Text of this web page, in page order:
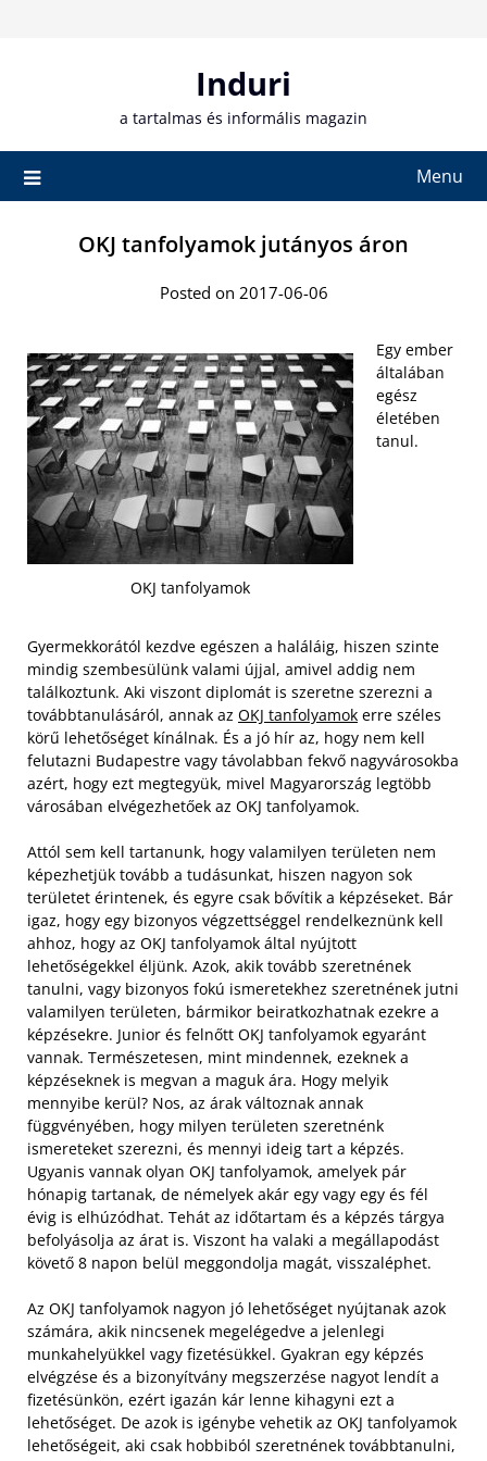
Induri
a tartalmas és informális magazin
Menu
OKJ tanfolyamok jutányos áron
Posted on 2017-06-06
OKJ tanfolyamok
Egy ember
általában
egész
életében
tanul.
Gyermekkorától kezdve egészen a haláláig, hiszen szinte
mindig szembesülünk valami újjal, amivel addig nem
találkoztunk. Aki viszont diplomát is szeretne szerezni a
továbbtanulásáról, annak az OKJ tanfolyamok erre széles
körű lehetőséget kínálnak. És a jó hír az, hogy nem kell
felutazni Budapestre vagy távolabban fekvő nagyvárosokba
azért, hogy ezt megtegyük, mivel Magyarország legtöbb
városában elvégezhetőek az OKJ tanfolyamok.
Attól sem kell tartanunk, hogy valamilyen területen nem
képezhetjük tovább a tudásunkat, hiszen nagyon sok
területet érintenek, és egyre csak bővítik a képzéseket. Bár
igaz, hogy egy bizonyos végzettséggel rendelkeznünk kell
ahhoz, hogy az OKJ tanfolyamok által nyújtott
lehetőségekkel éljünk. Azok, akik tovább szeretnének
tanulni, vagy bizonyos fokú ismeretekhez szeretnének jutni
valamilyen területen, bármikor beiratkozhatnak ezekre a
képzésekre. Junior és felnőtt OKJ tanfolyamok egyaránt
vannak. Természetesen, mint mindennek, ezeknek a
képzéseknek is megvan a maguk ára. Hogy melyik
mennyibe kerül? Nos, az árak változnak annak
függvényében, hogy milyen területen szeretnénk
ismereteket szerezni, és mennyi ideig tart a képzés.
Ugyanis vannak olyan OKJ tanfolyamok, amelyek pár
hónapig tartanak, de némelyek akár egy vagy egy és fél
évig is elhúzódhat. Tehát az időtartam és a képzés tárgya
befolyásolja az árat is. Viszont ha valaki a megállapodást
követő 8 napon belül meggondolja magát, visszaléphet.
Az OKJ tanfolyamok nagyon jó lehetőséget nyújtanak azok
számára, akik nincsenek megelégedve a jelenlegi
munkahelyükkel vagy fizetésükkel. Gyakran egy képzés
elvégzése és a bizonyítvány megszerzése nagyot lendít a
fizetésünkön, ezért igazán kár lenne kihagyni ezt a
lehetőséget. De azok is igénybe vehetik az OKJ tanfolyamok
lehetőségeit, aki csak hobbiból szeretnének továbbtanulni,